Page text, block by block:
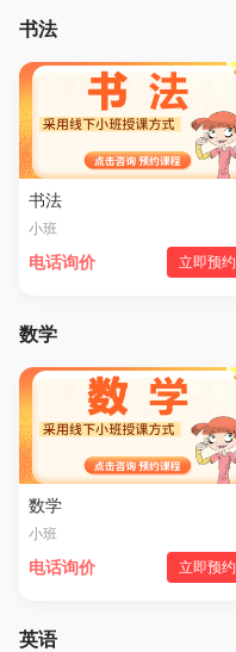
书法
书法
小班
电话询价 立即预约
数学
数学
小班
电话询价 立即预约
英语